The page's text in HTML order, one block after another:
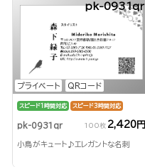
プライベート QRコード
pk-0931qr
スピード1時間対応 スピード3時間対応
pk-0931qr 100枚 2,420円
小鳥がキュート♪エレガントな名刺